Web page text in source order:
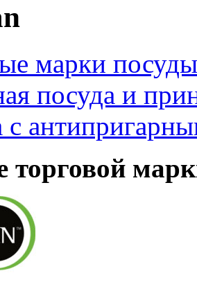
марки посуды
посуда и
с
торговой